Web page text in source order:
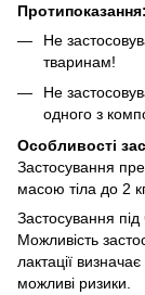
Протипоказання:
Не
тваринам!
Не
одного з
Особливості
Застосування
масою тіла до 2
Застосування під
Можливість
лактації
можливі ризики.